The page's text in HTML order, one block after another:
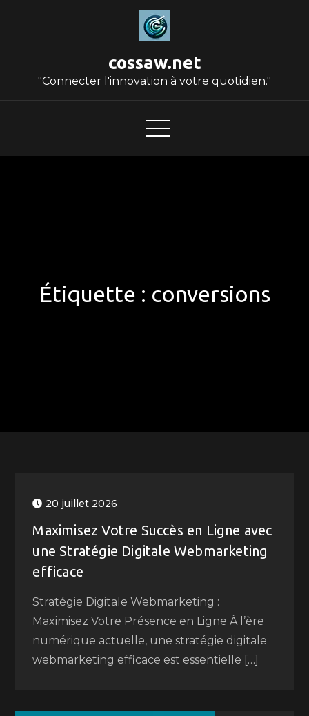
cossaw.net
"Connecter l'innovation à votre quotidien."
Étiquette : conversions
20 juillet 2026
Maximisez Votre Succès en Ligne avec
une Stratégie Digitale Webmarketing
efficace
Stratégie Digitale Webmarketing :
Maximisez Votre Présence en Ligne À l’ère
numérique actuelle, une stratégie digitale
webmarketing efficace est essentielle […]